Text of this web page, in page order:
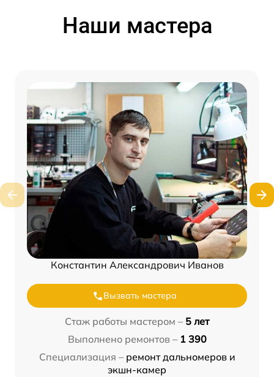
Наши мастера
Константин Александрович Иванов
Вызвать мастера
Стаж работы мастером – 5 лет
Выполнено ремонтов – 1 390
Специализация – ремонт дальномеров и
экшн-камер